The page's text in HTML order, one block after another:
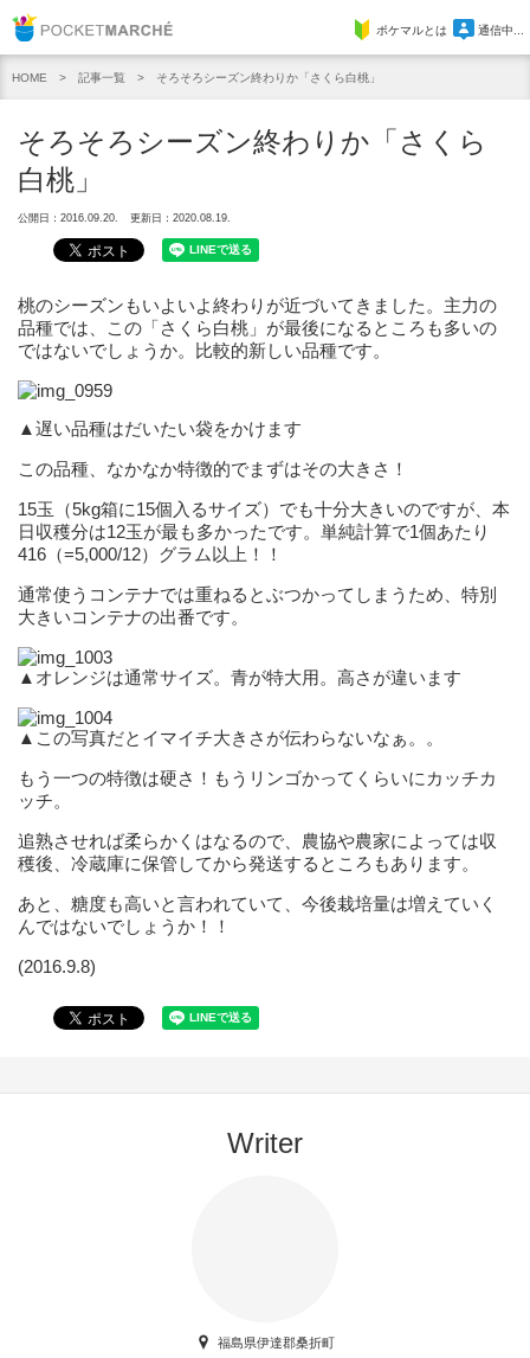
Pocket Marcheポケマルとは 通信中...
HOME 記事一覧 そろそろシーズン終わりか「さくら白桃」
そろそろシーズン終わりか「さくら
白桃」
公開日：2016.09.20. 更新日：2020.08.19.
桃のシーズンもいよいよ終わりが近づいてきました。主力の
品種では、この「さくら白桃」が最後になるところも多いの
ではないでしょうか。比較的新しい品種です。
▲遅い品種はだいたい袋をかけます
この品種、なかなか特徴的でまずはその大きさ！
15玉（5kg箱に15個入るサイズ）でも十分大きいのですが、本
日収穫分は12玉が最も多かったです。単純計算で1個あたり
416（=5,000/12）グラム以上！！
通常使うコンテナでは重ねるとぶつかってしまうため、特別
大きいコンテナの出番です。
▲オレンジは通常サイズ。青が特大用。高さが違います
▲この写真だとイマイチ大きさが伝わらないなぁ。。
もう一つの特徴は硬さ！もうリンゴかってくらいにカッチカ
ッチ。
追熟させれば柔らかくはなるので、農協や農家によっては収
穫後、冷蔵庫に保管してから発送するところもあります。
あと、糖度も高いと言われていて、今後栽培量は増えていく
んではないでしょうか！！
(2016.9.8)
Writer
福島県伊達郡桑折町